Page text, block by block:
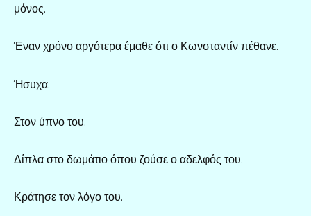
μόνος.
Έναν χρόνο αργότερα έμαθε ότι ο Κωνσταντίν πέθανε.
Ήσυχα.
Στον ύπνο του.
Δίπλα στο δωμάτιο όπου ζούσε ο αδελφός του.
Κράτησε τον λόγο του.